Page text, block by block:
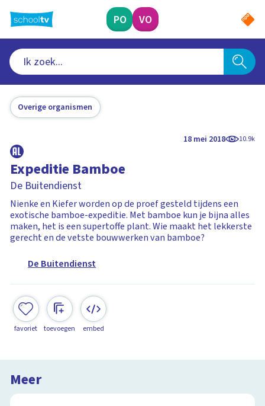
naar
hoofdinhoud
PO VO
Overige organismen
18 mei 2018 10.9k
Expeditie Bamboe
De Buitendienst
Nienke en Kiefer worden op de proef gesteld tijdens een
exotische bamboe-expeditie. Met bamboe kun je bijna alles
maken, het is een supertoffe plant. Wie maakt het lekkerste
gerecht en de vetste bouwwerken van bamboe?
De Buitendienst
favoriet toevoegen embed
Meer